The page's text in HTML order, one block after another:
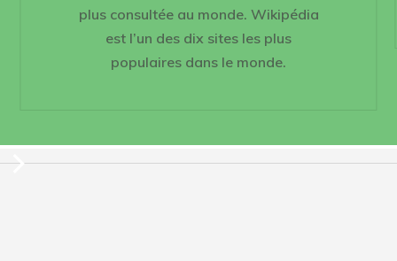
plus consultée au monde. Wikipédia
est l’un des dix sites les plus
populaires dans le monde.